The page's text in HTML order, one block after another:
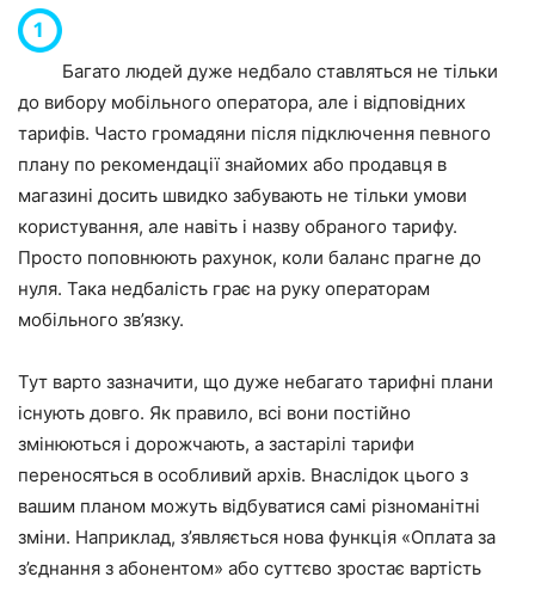
Багато людей дуже недбало ставляться не тільки
до вибору мобільного оператора, але і відповідних
тарифів. Часто громадяни після підключення певного
плану по рекомендації знайомих або продавця в
магазині досить швидко забувають не тільки умови
користування, але навіть і назву обраного тарифу.
Просто поповнюють рахунок, коли баланс прагне до
нуля. Така недбалість грає на руку операторам
мобільного зв’язку.
Тут варто зазначити, що дуже небагато тарифні плани
існують довго. Як правило, всі вони постійно
змінюються і дорожчають, а застарілі тарифи
переносяться в особливий архів. Внаслідок цього з
вашим планом можуть відбуватися самі різноманітні
зміни. Наприклад, з’являється нова функція «Оплата за
з’єднання з абонентом» або суттєво зростає вартість